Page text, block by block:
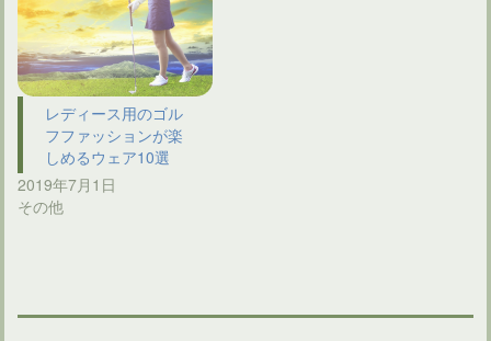
レディース用のゴル
フファッションが楽
しめるウェア10選
2019年7月1日
その他